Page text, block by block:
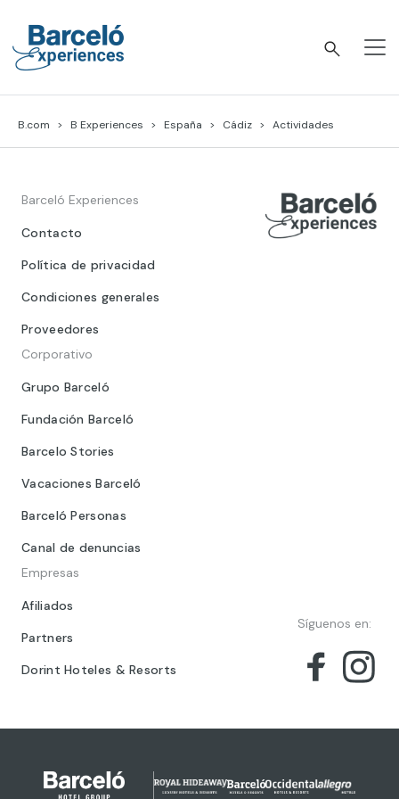
content
B.com B Experiences España Cádiz Actividades
Barceló Experiences
Contacto
Política de privacidad
Condiciones generales
Proveedores
Corporativo
Grupo Barceló
Fundación Barceló
Barcelo Stories
Vacaciones Barceló
Barceló Personas
Canal de denuncias
Empresas
Afiliados
Partners
Dorint Hoteles & Resorts
Síguenos en: